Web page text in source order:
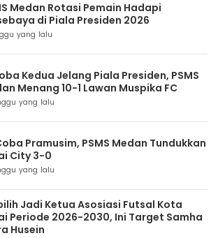
Medan Rotasi Pemain Hadapi
di Piala Presiden 2026
yang lalu
Kedua Jelang Piala Presiden, PSMS
Menang 10-1 Lawan Muspika FC
yang lalu
Pramusim, PSMS Medan Tundukkan
City 3-0
yang lalu
Jadi Ketua Asosiasi Futsal Kota
Periode 2026-2030, Ini Target Samha
Husein